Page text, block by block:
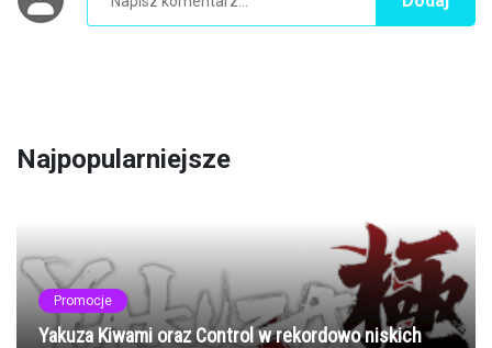
Najpopularniejsze
Promocje
Yakuza Kiwami oraz Control w rekordowo niskich